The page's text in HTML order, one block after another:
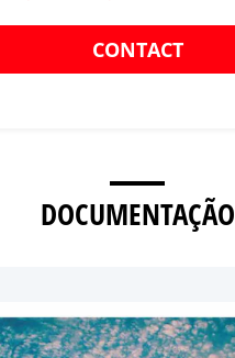
CONTACT
DOCUMENTAÇÃO